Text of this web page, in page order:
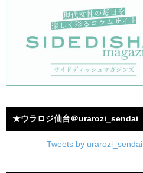
★ウラロジ仙台＠urarozi_sendai
Tweets by urarozi_sendai